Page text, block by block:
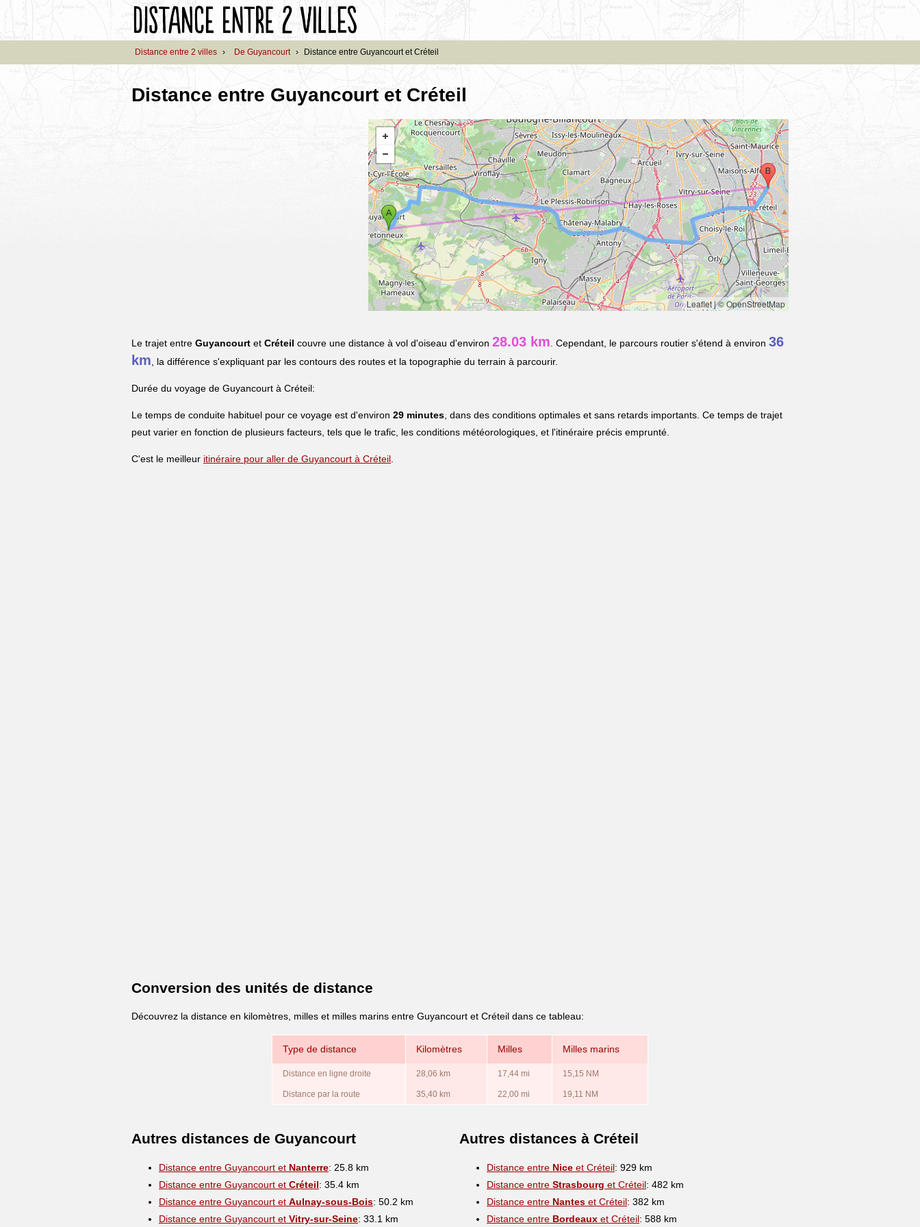
Distance entre 2 villes › De Guyancourt › Distance entre Guyancourt et Créteil
Distance entre Guyancourt et Créteil
Leaflet|© OpenStreetMap
Le trajet entre Guyancourt et Créteil couvre une distance à vol d'oiseau d'environ 28.03 km . Cependant, le parcours routier s'étend à environ 36
km , la différence s'expliquant par les contours des routes et la topographie du terrain à parcourir.
Durée du voyage de Guyancourt à Créteil:
Le temps de conduite habituel pour ce voyage est d'environ 29 minutes , dans des conditions optimales et sans retards importants. Ce temps de trajet
peut varier en fonction de plusieurs facteurs, tels que le trafic, les conditions météorologiques, et l'itinéraire précis emprunté.
C'est le meilleur itinéraire pour aller de Guyancourt à Créteil
Conversion des unités de distance
Découvrez la distance en kilomètres, milles et milles marins entre Guyancourt et Créteil dans ce tableau:
Type de distance Kilomètres Milles Milles marins
Distance en ligne droite 28,06 km 17,44 mi 15,15 NM
Distance par la route 35,40 km 22,00 mi 19,11 NM
Autres distances de Guyancourt
Distance entre Guyancourt et Nanterre: 25.8 km
Distance entre Guyancourt et Créteil: 35.4 km
Distance entre Guyancourt et Aulnay-sous-Bois: 50.2 km
Distance entre Guyancourt et Vitry-sur-Seine: 33.1 km
Autres distances à Créteil
Distance entre Nice et Créteil: 929 km
Distance entre Strasbourg et Créteil: 482 km
Distance entre Nantes et Créteil: 382 km
Distance entre Bordeaux et Créteil: 588 km